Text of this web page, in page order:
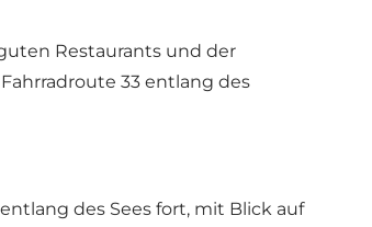
Restaurants und der
33 entlang des
des Sees fort, mit Blick auf